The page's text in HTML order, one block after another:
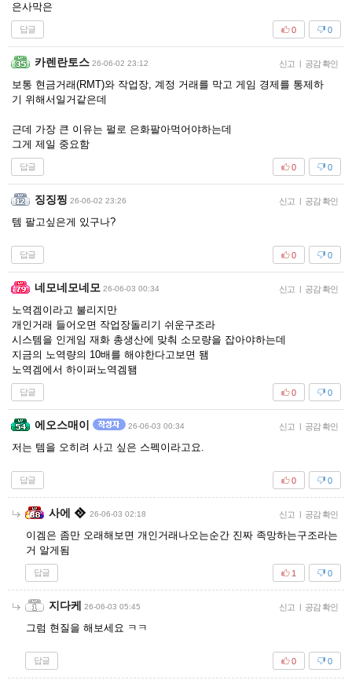
은사막은
답글 0
0
카렌란토스 26-06-02 23:12 신고 | 공감 확인
보통 현금거래(RMT)와 작업장, 계정 거래를 막고 게임 경제를 통제하
기 위해서일거같은데
근데 가장 큰 이유는 펄로 은화팔아먹어야하는데
그게 제일 중요함
답글 0
0
징징찡 26-06-02 23:26 신고 | 공감 확인
템 팔고싶은게 있구나?
답글 0
0
네모네모네모 26-06-03 00:34 신고 | 공감 확인
노역겜이라고 불리지만
개인거래 들어오면 작업장돌리기 쉬운구조라
시스템을 인게임 재화 총생산에 맞춰 소모량을 잡아야하는데
지금의 노역량의 10배를 해야한다고보면 됌
노역겜에서 하이퍼노역겜됌
답글 0
0
에오스매이 26-06-03 00:34 신고 | 공감 확인
저는 템을 오히려 사고 싶은 스펙이라고요.
답글 0
0
사에 26-06-03 02:18 신고 | 공감 확인
이겜은 좀만 오래해보면 개인거래나오는순간 진짜 족망하는구조라는
거 알게됨
답글 0
1
지다케 26-06-03 05:45 신고 | 공감 확인
그럼 현질을 해보세요 ㅋㅋ
답글 0
0